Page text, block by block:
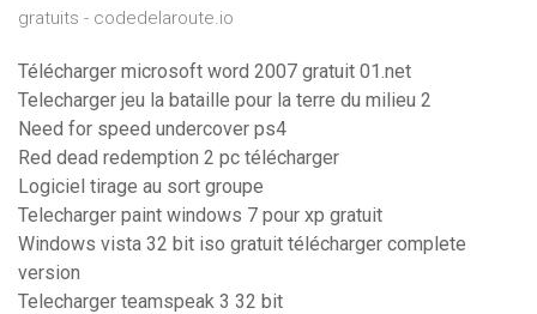
gratuits - codedelaroute.io
Télécharger microsoft word 2007 gratuit 01.net
Telecharger jeu la bataille pour la terre du milieu 2
Need for speed undercover ps4
Red dead redemption 2 pc télécharger
Logiciel tirage au sort groupe
Telecharger paint windows 7 pour xp gratuit
Windows vista 32 bit iso gratuit télécharger complete
version
Telecharger teamspeak 3 32 bit